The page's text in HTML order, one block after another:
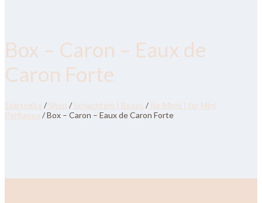
Box – Caron – Eaux de
Caron Forte
Startseite / Shop / Schachteln | Boxes / für Minis | for Mini
Perfumes / Box – Caron – Eaux de Caron Forte